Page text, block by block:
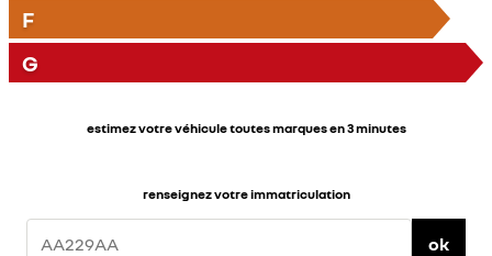
F
G
estimez votre véhicule toutes marques en 3 minutes
renseignez votre immatriculation
ok